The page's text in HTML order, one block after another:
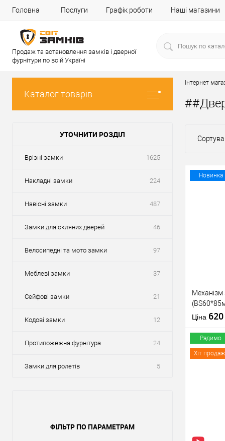
Головна Послуги Графік роботи Наші магазини
Продаж та встановлення замків і дверної
фурнітури по всій Україні
Каталог товарів
УТОЧНИТИ РОЗДІЛ
Врізні замки 1625
Накладні замки 224
Навісні замки 487
Замки для скляних дверей 46
Велосипедні та мото замки 97
Меблеві замки 37
Сейфові замки 21
Кодові замки 12
Протипожежна фурнітура 24
Замки для ролетів 5
ФІЛЬТР ПО ПАРАМЕТРАМ
Інтернет
Новинка
Механізм
тех
Ціна 620
У
Виробник
Радимо
Хіт